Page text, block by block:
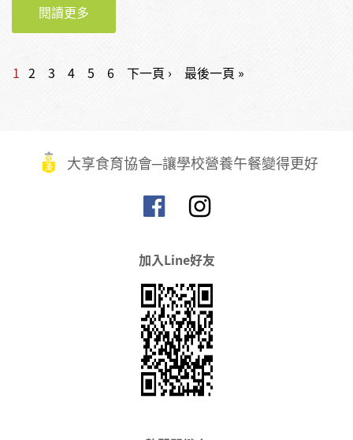
閱讀更多
頁面
1 2 3 4 5 6 下一頁 › 最後一頁 »
大享食育協會─讓學校營養午餐變得更好
加入Line好友